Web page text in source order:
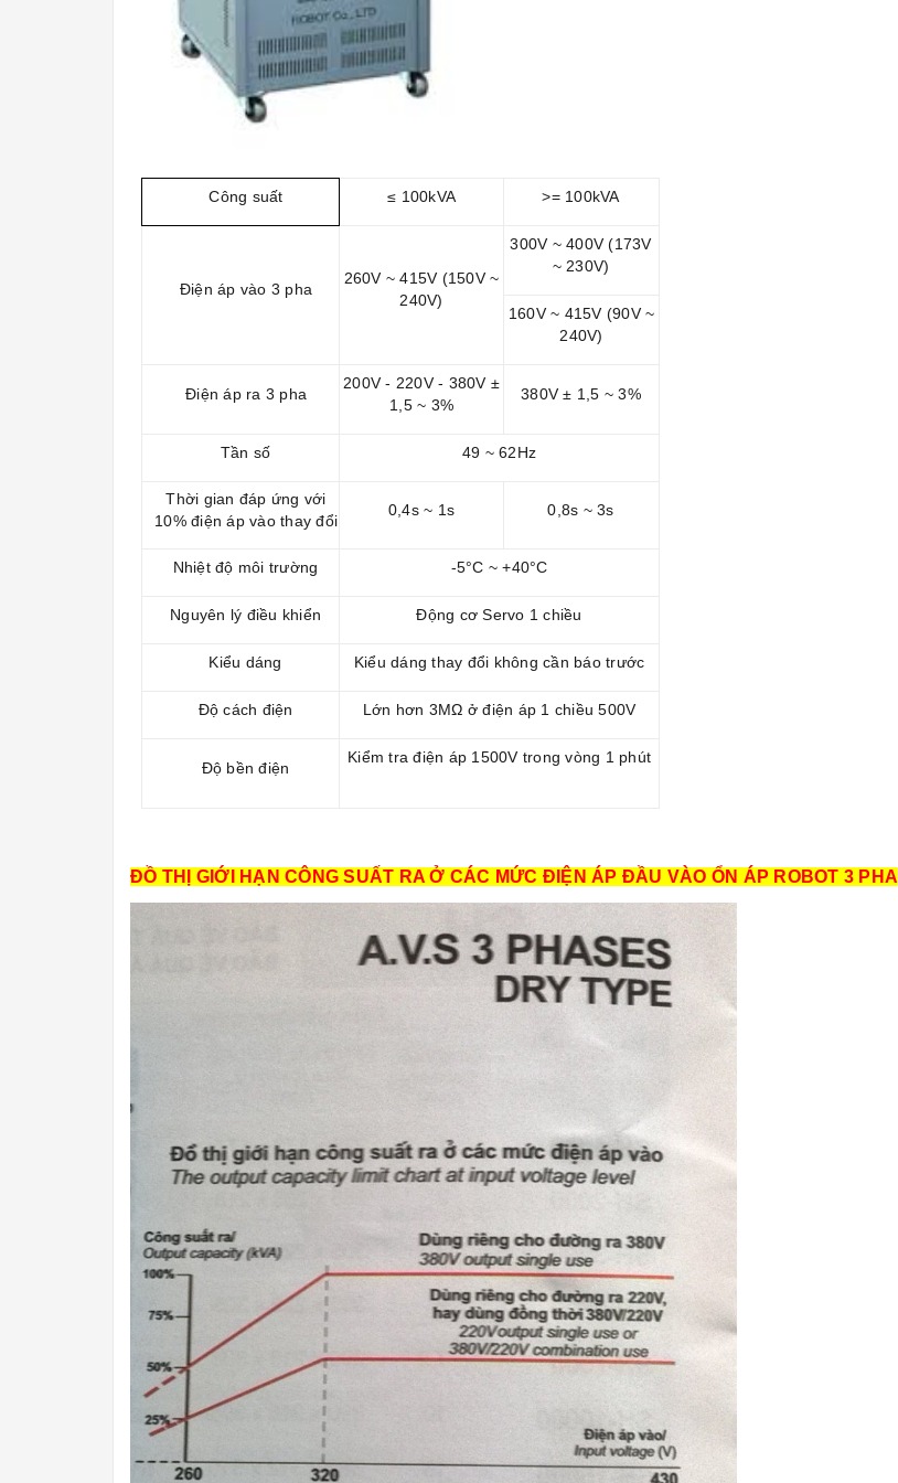
Công suất ≤ 100kVA >= 100kVA
Điện áp vào 3 pha
260V ~ 415V (150V ~
240V)
300V ~ 400V (173V
~ 230V)
160V ~ 415V (90V ~
240V)
Điện áp ra 3 pha
200V - 220V - 380V ±
1,5 ~ 3%
380V ± 1,5 ~ 3%
Tần số 49 ~ 62Hz
Thời gian đáp ứng với
10% điện áp vào thay đổi
0,4s ~ 1s 0,8s ~ 3s
Nhiệt độ môi trường -5°C ~ +40°C
Nguyên lý điều khiển Động cơ Servo 1 chiều
Kiểu dáng Kiểu dáng thay đổi không cần báo trước
Độ cách điện Lớn hơn 3MΩ ở điện áp 1 chiều 500V
Độ bền điện
Kiểm tra điện áp 1500V trong vòng 1 phút
ĐỒ THỊ GIỚI HẠN CÔNG SUẤT RA Ở CÁC MỨC ĐIỆN ÁP ĐẦU VÀO ỔN ÁP ROBOT 3 PHA